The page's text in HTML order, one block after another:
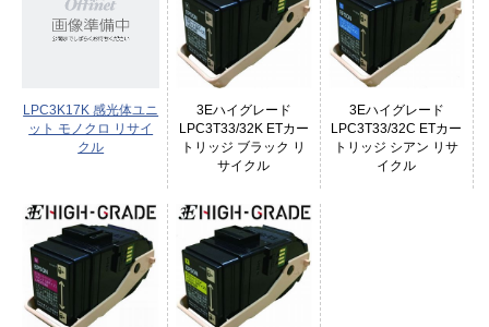
LPC3K17K 感光体ユニ
ット モノクロ リサイ
クル
3Eハイグレード
LPC3T33/32K ETカー
トリッジ ブラック リ
サイクル
3Eハイグレード
LPC3T33/32C ETカー
トリッジ シアン リサ
イクル